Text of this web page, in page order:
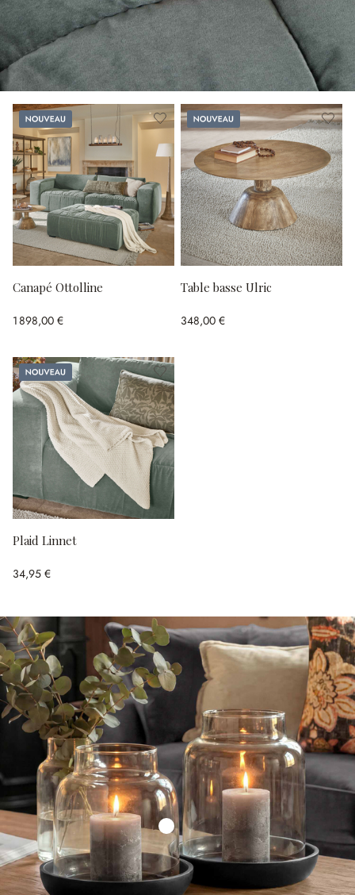
Nouveau
Canapé Ottolline
1 898,00 €
Nouveau
Table basse Ulric
348,00 €
Nouveau
Plaid Linnet
34,95 €